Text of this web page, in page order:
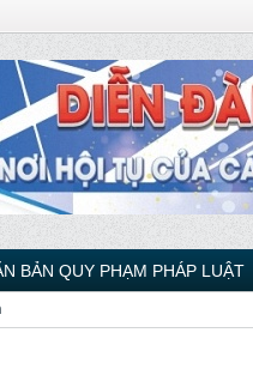
BẢN QUY PHẠM PHÁP LUẬT